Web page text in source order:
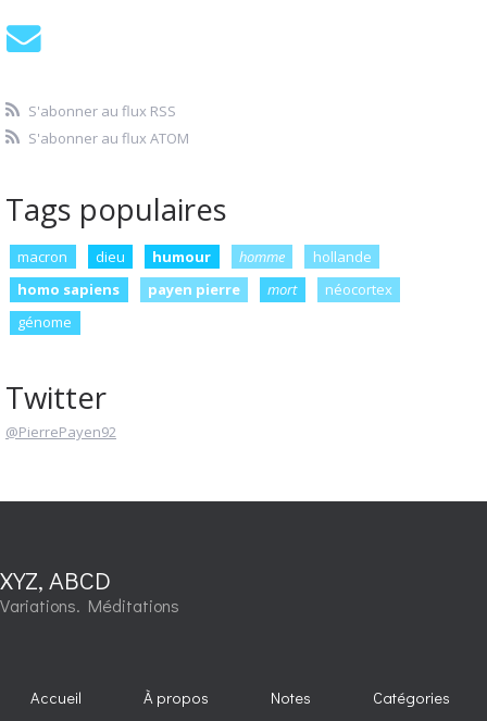
S'abonner au flux RSS
S'abonner au flux ATOM
Tags populaires
macron dieu humour homme
hollande
homo sapiens
payen pierre mort
néocortex
génome
Twitter
@PierrePayen92
XYZ, ABCD
Variations. Méditations
Accueil À propos Notes Catégories